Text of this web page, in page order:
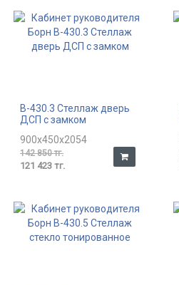
В-430.3 Стеллаж дверь
ДСП с замком
900x450x2054
142 850 тг.
121 423 тг.